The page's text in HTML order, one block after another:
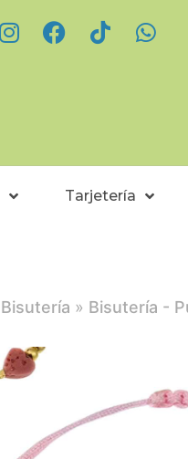
Tarjetería
Bisutería » Bisutería -